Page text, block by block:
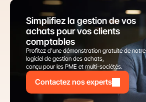
Simplifiez la gestion de vos
achats pour vos clients
comptables
Profitez d’une démonstration gratuite de notre
logiciel de gestion des achats,
conçu pour les PME et multi-sociétés.
Contactez nos experts